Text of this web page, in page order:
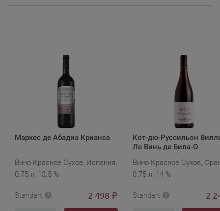
Маркес де Абадиа Крианса
Вино Красное Сухое, Испания,
0.75 л, 13.5 %
Standart 2 498 ₽
Кот-дю-Руссильон
Ле Винь де Била-О
Вино Красное Сухое,
0.75 л, 14 %
Standart 2